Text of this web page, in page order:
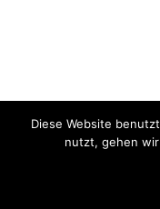
Diese Website
nutzt, gehen